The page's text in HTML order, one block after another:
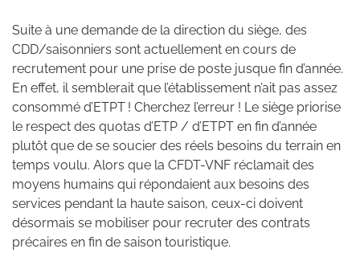
Suite à une demande de la direction du siège, des
CDD/saisonniers sont actuellement en cours de
recrutement pour une prise de poste jusque fin d’année.
En effet, il semblerait que l’établissement n’ait pas assez
consommé d’ETPT ! Cherchez l’erreur ! Le siège priorise
le respect des quotas d’ETP / d’ETPT en fin d’année
plutôt que de se soucier des réels besoins du terrain en
temps voulu. Alors que la CFDT-VNF réclamait des
moyens humains qui répondaient aux besoins des
services pendant la haute saison, ceux-ci doivent
désormais se mobiliser pour recruter des contrats
précaires en fin de saison touristique.